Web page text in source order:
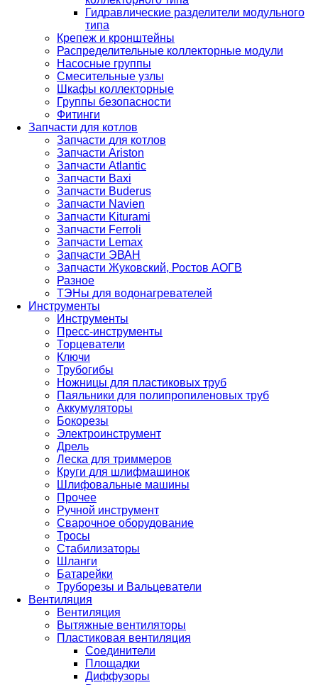
Гидравлические разделители модульного
типа
Крепеж и кронштейны
Распределительные коллекторные модули
Насосные группы
Смесительные узлы
Шкафы коллекторные
Группы безопасности
Фитинги
Запчасти для котлов
Запчасти для котлов
Запчасти Ariston
Запчасти Atlantic
Запчасти Baxi
Запчасти Buderus
Запчасти Navien
Запчасти Kiturami
Запчасти Ferroli
Запчасти Lemax
Запчасти ЭВАН
Запчасти Жуковский, Ростов АОГВ
Разное
ТЭНы для водонагревателей
Инструменты
Инструменты
Пресс-инструменты
Торцеватели
Ключи
Трубогибы
Ножницы для пластиковых труб
Паяльники для полипропиленовых труб
Аккумуляторы
Бокорезы
Электроинструмент
Дрель
Леска для триммеров
Круги для шлифмашинок
Шлифовальные машины
Прочее
Ручной инструмент
Сварочное оборудование
Тросы
Стабилизаторы
Шланги
Батарейки
Труборезы и Вальцеватели
Вентиляция
Вентиляция
Вытяжные вентиляторы
Пластиковая вентиляция
Соединители
Площадки
Диффузоры